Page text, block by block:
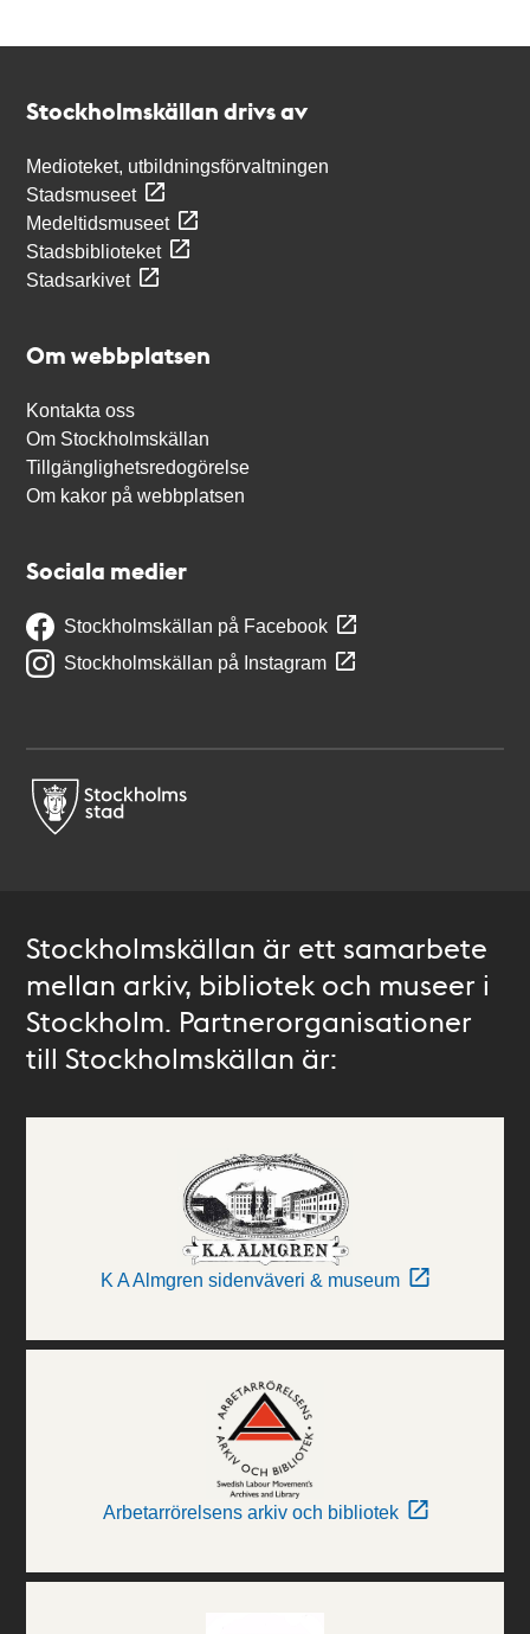
Stockholmskällan drivs av
Medioteket, utbildningsförvaltningen
Stadsmuseet
Medeltidsmuseet
Stadsbiblioteket
Stadsarkivet
Om webbplatsen
Kontakta oss
Om Stockholmskällan
Tillgänglighetsredogörelse
Om kakor på webbplatsen
Sociala medier
Stockholmskällan på Facebook
Stockholmskällan på Instagram
Stockholmskällan är ett samarbete
mellan arkiv, bibliotek och museer i
Stockholm. Partnerorganisationer
till Stockholmskällan är:
K A Almgren sidenväveri & museum
Arbetarrörelsens arkiv och bibliotek